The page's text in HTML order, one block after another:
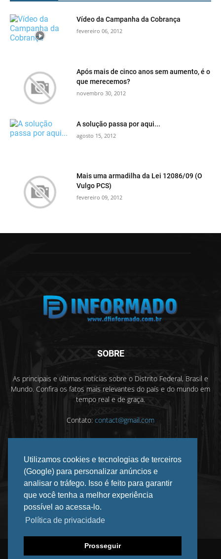
Utilizamos cookies e tecnologias de terceiros
(Google) para personalizar anúncios e
analisar o tráfego. Isso é feito para garantir
que você tenha a melhor experiência
possível ao acessa-lo.
Política de privacidade
Prosseguir
Vídeo da Campanha da Cobrança
fevereiro 06, 2012
Após mais de cinco anos sem aumento, é o
que merecemos?
novembro 30, 2012
A solução passa por aqui...
agosto 15, 2012
Mais uma armadilha da Lei 12086/09 (O
Vulgo PCS)
fevereiro 09, 2012
SOBRE
As principais e últimas notícias sobre o Distrito Federal, Brasil e
Mundo. Confira os fatos mais relevantes do país e do mundo em
tempo real e de graça.
Contato: contact@gmail.com
SIGA-NOS
2026 DF INFORMADO. Todos os direitos reservados.